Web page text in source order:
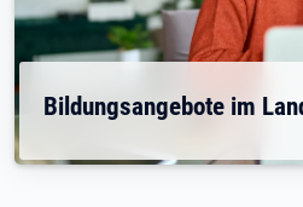
Bildungsangebote im